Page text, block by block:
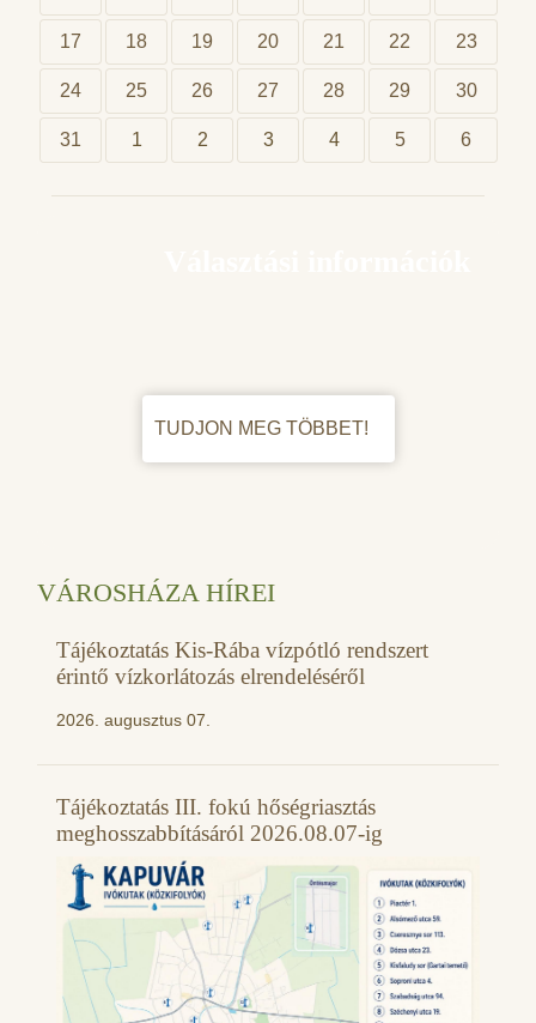
17 18 19 20 21 22 23
24 25 26 27 28 29 30
31 1 2 3 4 5 6
TUDJON MEG TÖBBET!
VÁROSHÁZA HÍREI
Tájékoztatás Kis-Rába vízpótló rendszert
érintő vízkorlátozás elrendeléséről
2026. augusztus 07.
Tájékoztatás III. fokú hőségriasztás
meghosszabbításáról 2026.08.07-ig